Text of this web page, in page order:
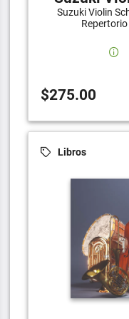
Suzuki Violin
$275.00
Libros